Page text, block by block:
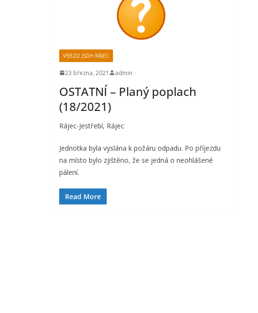
VÝJEZD JSDH RÁJEC
23 března, 2021 admin
OSTATNÍ – Planý poplach
(18/2021)
Rájec-Jestřebí, Rájec
Jednotka byla vyslána k požáru odpadu. Po příjezdu
na místo bylo zjištěno, že se jedná o neohlášené
pálení.
Read More